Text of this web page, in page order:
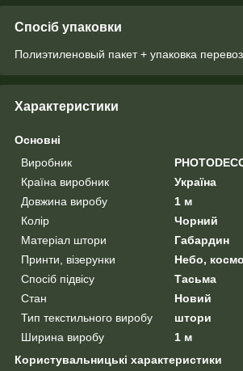
Спосіб упаковки
Полиэтиленовый пакет + упаковка
Характеристики
Основні
Виробник
Країна виробник
Україна
Довжина виробу
1 м
Колір
Чорний
Матеріал штори
Габардин
Принти, візерунки
Небо,
Спосіб підвісу
Тасьма
Стан
Новий
Тип текстильного виробу
штори
Ширина виробу
1 м
Користувальницькі характеристики